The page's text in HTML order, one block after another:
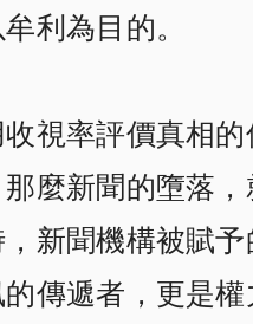
利為目的。
視率評價真相
麼新聞的墮落
新聞機構被賦
傳遞者，更是